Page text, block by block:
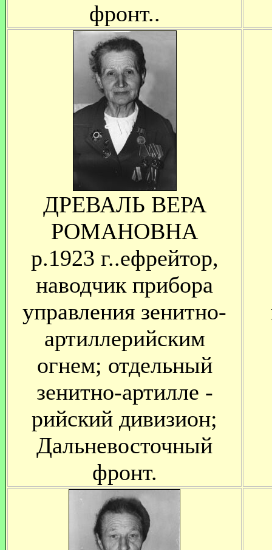
фронт..
ДРЕВАЛЬ ВЕРА
РОМАНОВНА
р.1923 г..ефрейтор,
наводчик прибора
управления зенитно-
артиллерийским
огнем; отдельный
зенитно-артилле -
рийский дивизион;
Дальневосточный
фронт.